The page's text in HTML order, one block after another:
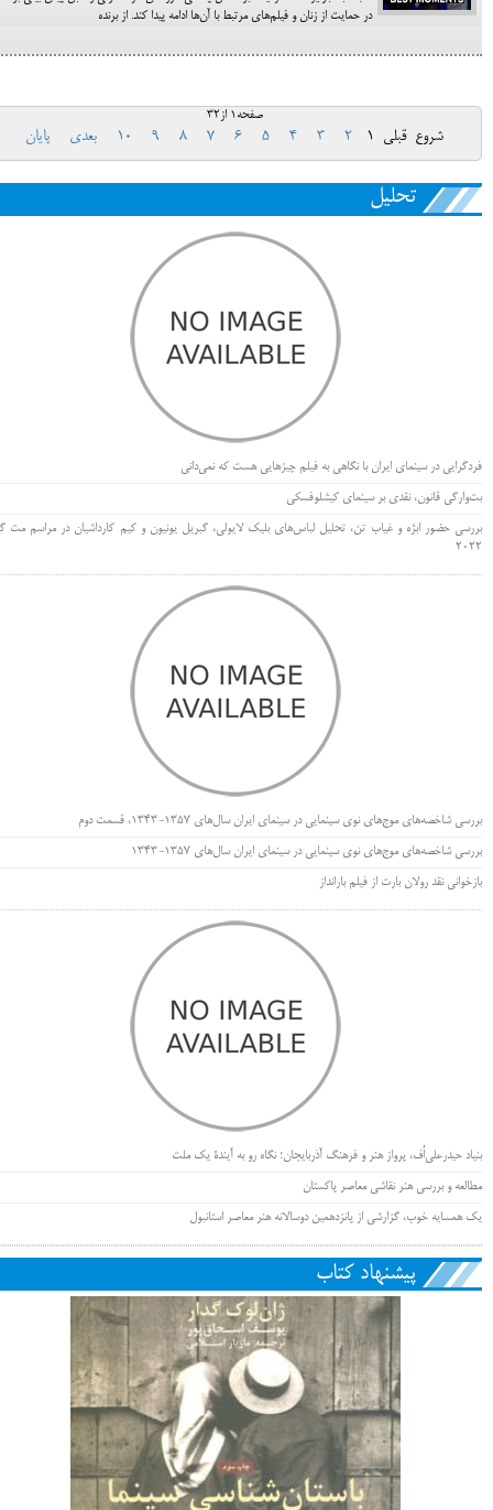
در حمایت از زنان و فیلم‌های مرتبط با آن‌ها ادامه پیدا کند. از برنده
صفحه1 از32
شروع قبلی 1
2
3
4
5
6
7
8
9
10 بعدی پایان
تحلیل
فردگرایی در سینمای ایران با نگاهی به فیلم چیزهایی هست که نمی‌دانی
بت‌وارگی قانون، نقدی بر سینمای کیشلوفسکی
بررسی حضور ابژه و غیاب تن، تحلیل لباس‌های بلیک لایولی، گبریل یونیون و کیم کارداشیان در مراسم مت
۲۰۲۲
بررسی شاخصه‌های موج‌های نوی سینمایی در سینمای ایران سال‌های 1357-1343، قسمت دوم
بررسی شاخصه‌های موج‌های نوی سینمایی در سینمای ایران سال‌های 1357-1343
بازخوانی نقد رولان بارت از فیلم بارانداز
بنیاد حیدرعلی‌اُف، پرواز هنر و فرهنگ آذربایجان؛ نگاه رو به آیندۀ یک ملت
مطالعه و بررسی هنر نقاشی معاصر پاکستان
یک همسایه خوب، گزارشی از پانزدهمین دوسالانه هنر معاصر استانبول
پیشنهاد کتاب